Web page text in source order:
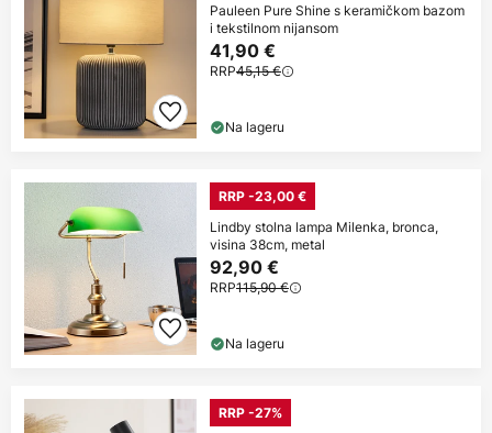
Pauleen Pure Shine s keramičkom bazom
i tekstilnom nijansom
41,90 €
RRP45,15 €
Na lageru
RRP -23,00 €
Lindby stolna lampa Milenka, bronca,
visina 38cm, metal
92,90 €
RRP115,90 €
Na lageru
RRP -27%